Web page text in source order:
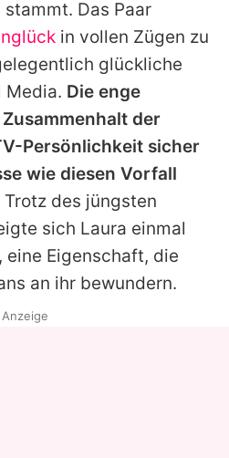
stammt. Das Paar
in vollen Zügen zu
glückliche
Media. Die enge
der
Persönlichkeit sicher
wie diesen Vorfall
Trotz des jüngsten
sich Laura einmal
eine Eigenschaft, die
an ihr bewundern.
Anzeige